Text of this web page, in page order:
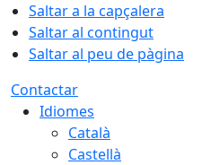
Saltar a la capçalera
Saltar al contingut
Saltar al peu de pàgina
Contactar
Idiomes
Català
Castellà